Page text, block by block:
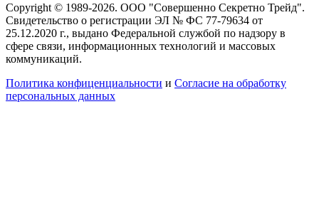
Copyright © 1989-2026. ООО "Совершенно Секретно Трейд".
Свидетельство о регистрации ЭЛ № ФС 77-79634 от
25.12.2020 г., выдано Федеральной службой по надзору в
сфере связи, информационных технологий и массовых
коммуникаций.
Политика конфиценциальности и Согласие на обработку
персональных данных